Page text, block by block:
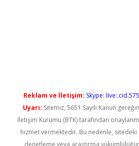
Reklam ve İletişim: Skype:
Uyarı: Sitemiz, 5651 Sayılı Kanun
İletişim Kurumu (BTK) tarafından
hizmet vermektedir. Bu nedenle,
denetleme veya araştırma